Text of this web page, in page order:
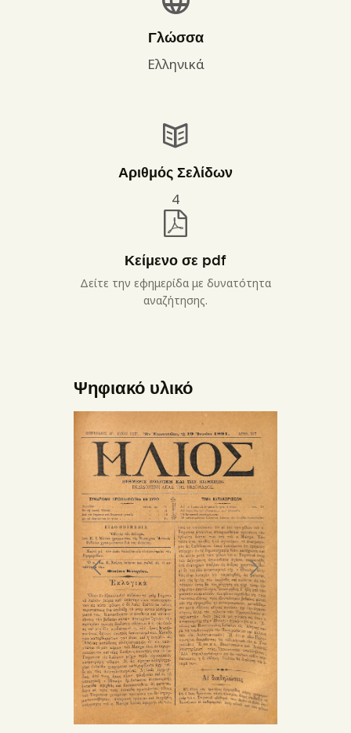
Γλώσσα
Ελληνικά
Αριθμός Σελίδων
4
Κείμενο σε pdf
Δείτε την εφημερίδα με δυνατότητα
αναζήτησης.
Ψηφιακό υλικό